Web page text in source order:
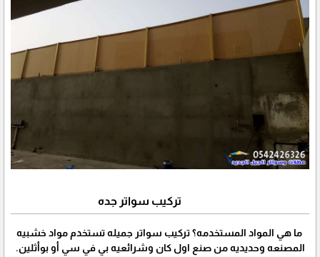
تركيب سواتر جده
ما هي المواد المستخدمه؟ تركيب سواتر جميله تستخدم مواد خشبيه
المصنعه وحديديه من صنع اول كان وشرائعيه بي في سي أو بوأثلين.